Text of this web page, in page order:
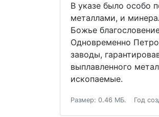
В указе было особо
металлами, и
Божье
Одновременно
заводы,
выплавленного
ископаемые.
Размер: 0.46 МБ. Год